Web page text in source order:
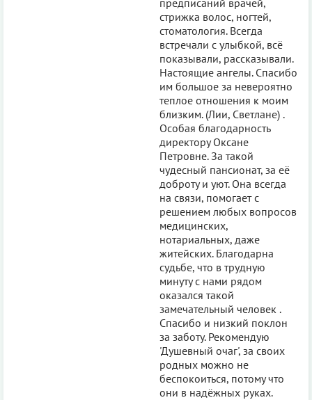
стрижка волос, ногтей,
стоматология. Всегда
встречали с улыбкой, всё
показывали, рассказывали.
Настоящие ангелы. Спасибо
им большое за невероятно
теплое отношения к моим
близким. (Лии, Светлане) .
Особая благодарность
директору Оксане
Петровне. За такой
чудесный пансионат, за её
доброту и уют. Она всегда
на связи, помогает с
решением любых вопросов
медицинских,
нотариальных, даже
житейских. Благодарна
судьбе, что в трудную
минуту с нами рядом
оказался такой
замечательный человек .
Спасибо и низкий поклон
за заботу. Рекомендую
'Душевный очаг', за своих
родных можно не
беспокоиться, потому что
они в надёжных руках.